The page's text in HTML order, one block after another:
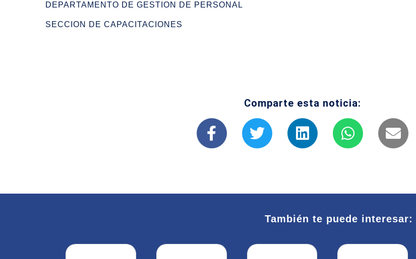
DEPARTAMENTO DE GESTION DE PERSONAL
SECCION DE CAPACITACIONES
Comparte esta noticia:
También te puede interesar: